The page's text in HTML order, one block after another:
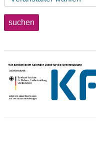
suchen